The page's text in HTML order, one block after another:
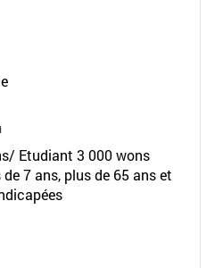
Etudiant 3 000 wons
7 ans, plus de 65 ans et